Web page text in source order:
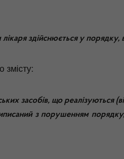
лікаря здійснюється у
змісту:
засобів, що
з порушенням